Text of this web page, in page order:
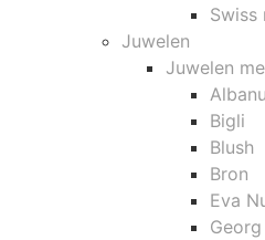
Swiss
Juwelen
Juwelen
Bigli
Blush
Bron
Eva